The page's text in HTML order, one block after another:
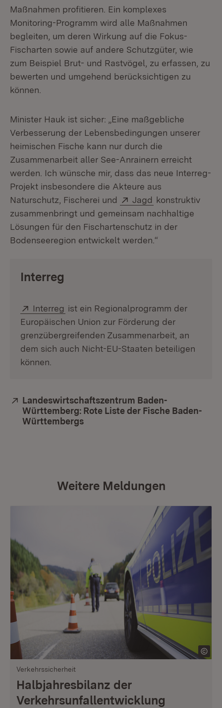
Maßnahmen profitieren. Ein komplexes
Monitoring-Programm wird alle Maßnahmen
begleiten, um deren Wirkung auf die Fokus-
Fischarten sowie auf andere Schutzgüter, wie
zum Beispiel Brut- und Rastvögel, zu erfassen, zu
bewerten und umgehend berücksichtigen zu
können.
Minister Hauk ist sicher: „Eine maßgebliche
Verbesserung der Lebensbedingungen unserer
heimischen Fische kann nur durch die
Zusammenarbeit aller See-Anrainern erreicht
werden. Ich wünsche mir, dass das neue Interreg-
Projekt insbesondere die Akteure aus
Naturschutz, Fischerei und
Extern:
Jagd (Öffnet in
konstruktiv
zusammenbringt und gemeinsam nachhaltige
Lösungen für den Fischartenschutz in der
Bodenseeregion entwickelt werden.“
Interreg
Extern:
Interreg (Öffnet in neuem Fenster)
ist ein Regionalprogramm der
Europäischen Union zur Förderung der
grenzübergreifenden Zusammenarbeit, an
dem sich auch Nicht-EU-Staaten beteiligen
können.
Extern:
Landeswirtschaftszentrum Baden-
Württemberg: Rote Liste der Fische Baden-
Württembergs
Weitere Meldungen
Verkehrssicherheit
Halbjahresbilanz der
Verkehrsunfallentwicklung